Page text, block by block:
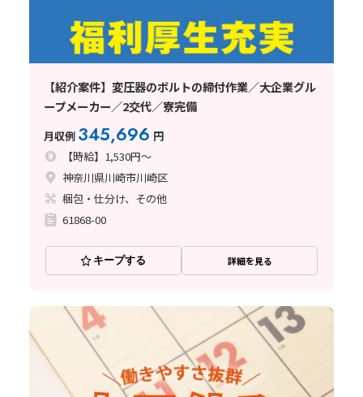
【紹介案件】変圧器のボルトの締付作業／大企業グル
ープメーカー／2交代／寮完備
月収例 345,696 円
【時給】1,530円～
神奈川県川崎市川崎区
梱包・仕分け、その他
61868-00
キープする 詳細を見る